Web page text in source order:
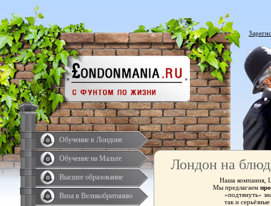
Обучение в Лондоне
Обучение на Мальте
Высшее образование
Виза в Великобританию
Лондон на
Наша компания,
Мы предлагаем
«подтянуть»
так и